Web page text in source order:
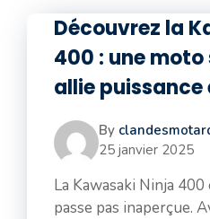
Découvrez la
400 : une
allie
By
25 janvier 2025
La Kawasaki Ninja
passe pas inaperçue.